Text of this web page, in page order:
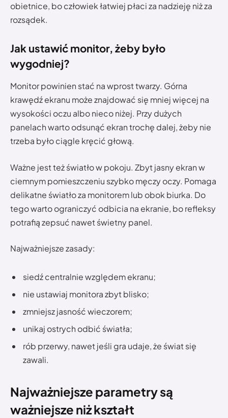
obietnice, bo człowiek łatwiej płaci za nadzieję niż za
rozsądek.
Jak ustawić monitor, żeby było
wygodniej?
Monitor powinien stać na wprost twarzy. Górna
krawędź ekranu może znajdować się mniej więcej na
wysokości oczu albo nieco niżej. Przy dużych
panelach warto odsunąć ekran trochę dalej, żeby nie
trzeba było ciągle kręcić głową.
Ważne jest też światło w pokoju. Zbyt jasny ekran w
ciemnym pomieszczeniu szybko męczy oczy. Pomaga
delikatne światło za monitorem lub obok biurka. Do
tego warto ograniczyć odbicia na ekranie, bo refleksy
potrafią zepsuć nawet świetny panel.
Najważniejsze zasady:
siedź centralnie względem ekranu;
nie ustawiaj monitora zbyt blisko;
zmniejsz jasność wieczorem;
unikaj ostrych odbić światła;
rób przerwy, nawet jeśli gra udaje, że świat się
zawali.
Najważniejsze parametry są
ważniejsze niż kształt